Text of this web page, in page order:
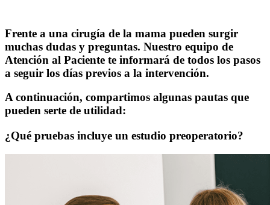
Frente a una cirugía de la mama pueden surgir
muchas dudas y preguntas. Nuestro equipo de
Atención al Paciente te informará de todos los pasos
a seguir los días previos a la intervención.
A continuación, compartimos algunas pautas que
pueden serte de utilidad:
¿Qué pruebas incluye un estudio preoperatorio?